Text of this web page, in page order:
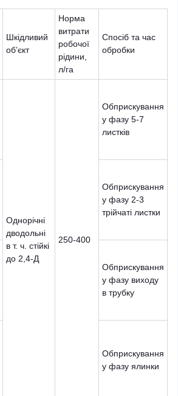
Шкідливий
об’єкт
Норма
витрати
робочої
рідини,
л/га
Спосіб та час
обробки
Однорічні
дводольні
в т. ч. стійкі
до 2,4-Д
250-400
Обприскування
у фазу 5-7
листків
Обприскування
у фазу 2-3
трійчаті листки
Обприскування
у фазу виходу
в трубку
Обприскування
у фазу ялинки